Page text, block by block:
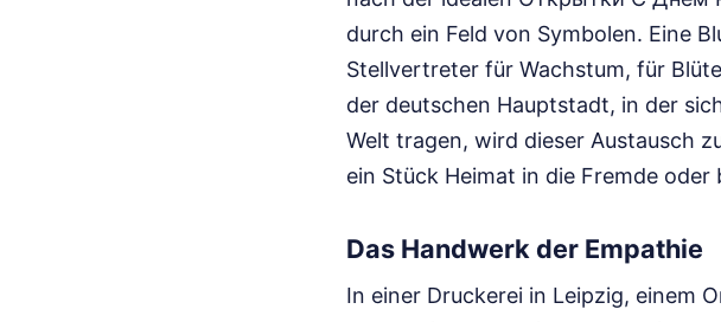
durch ein Feld von Symbolen. Eine
Stellvertreter für Wachstum, für
der deutschen Hauptstadt, in der
Welt tragen, wird dieser Austausch
ein Stück Heimat in die Fremde
Das Handwerk der Empathie
In einer Druckerei in Leipzig, einem